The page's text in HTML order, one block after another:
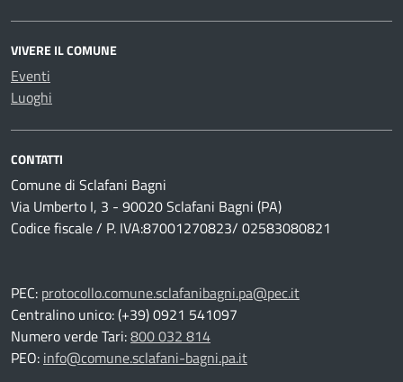
VIVERE IL COMUNE
Eventi
Luoghi
CONTATTI
Comune di Sclafani Bagni
Via Umberto I, 3 - 90020 Sclafani Bagni (PA)
Codice fiscale / P. IVA:87001270823/ 02583080821
PEC: protocollo.comune.sclafanibagni.pa@pec.it
Centralino unico: (+39) 0921 541097
Numero verde Tari:800 032 814
PEO: info@comune.sclafani-bagni.pa.it